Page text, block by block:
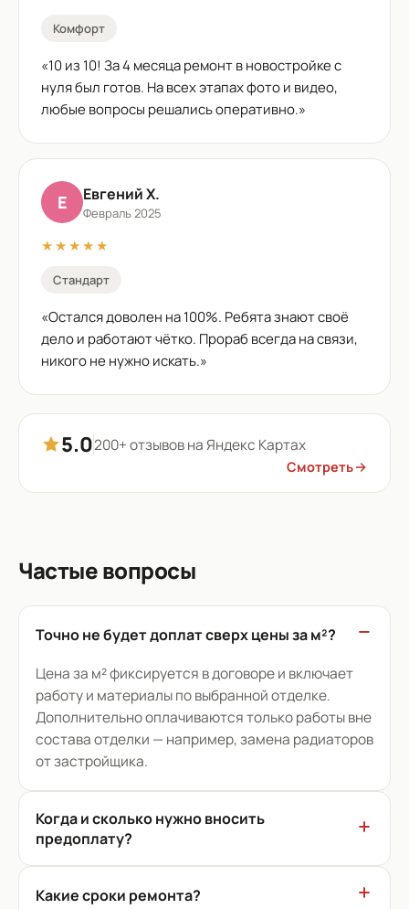
Комфорт
«10 из 10! За 4 месяца ремонт в новостройке с
нуля был готов. На всех этапах фото и видео,
любые вопросы решались оперативно.»
Е Евгений Х.
Февраль 2025
★★★★★
Стандарт
«Остался доволен на 100%. Ребята знают своё
дело и работают чётко. Прораб всегда на связи,
никого не нужно искать.»
5.0200+ отзывов на Яндекс Картах
Смотреть
Частые вопросы
Точно не будет доплат сверх цены за м²?
Цена за м² фиксируется в договоре и включает
работу и материалы по выбранной отделке.
Дополнительно оплачиваются только работы вне
состава отделки — например, замена радиаторов
от застройщика.
Когда и сколько нужно вносить
предоплату?
Какие сроки ремонта?